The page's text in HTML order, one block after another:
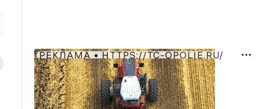
РЕКЛАМА • HTTPS://TC-OPOLIE.RU/